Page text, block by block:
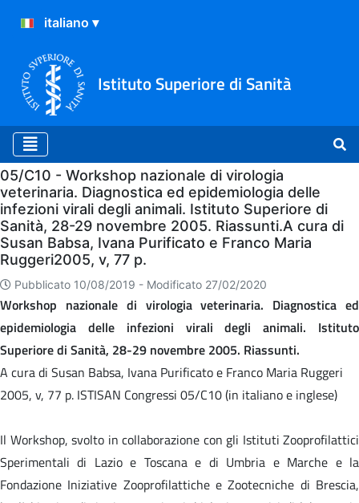
Istituto Superiore di Sanità
Home
05/C10 - Workshop nazionale di virologia
veterinaria. Diagnostica ed epidemiologia delle
infezioni virali degli animali. Istituto Superiore di
Sanità, 28-29 novembre 2005. Riassunti.A cura di
Susan Babsa, Ivana Purificato e Franco Maria
Ruggeri2005, v, 77 p.
Pubblicato 10/08/2019 - Modificato 27/02/2020
Workshop nazionale di virologia veterinaria. Diagnostica ed
epidemiologia delle infezioni virali degli animali. Istituto
Superiore di Sanità, 28-29 novembre 2005. Riassunti.
A cura di Susan Babsa, Ivana Purificato e Franco Maria Ruggeri
2005, v, 77 p. ISTISAN Congressi 05/C10 (in italiano e inglese)
Il Workshop, svolto in collaborazione con gli Istituti Zooprofilattici
Sperimentali di Lazio e Toscana e di Umbria e Marche e la
Fondazione Iniziative Zooprofilattiche e Zootecniche di Brescia,